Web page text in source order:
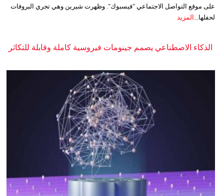
على موقع التواصل الاجتماعي "فيسبوك". وظهرت شيرين وهي تجري البروفات
لحفلها... المزيد
الذكاء الاصطناعي يصمم جينومات فيروسية كاملة وقابلة للتكاثر